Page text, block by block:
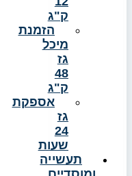
ק"ג
הזמנת
מיכל
גז
48
ק"ג
אספקת
גז
24
שעות
תעשייה